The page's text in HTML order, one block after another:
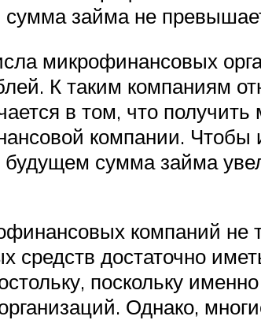
сумма займа не
микрофинансовых
К таким компаниям
в том, что
компании. Чтобы
будущем сумма займа
компаний не
средств достаточно
поскольку
Однако,